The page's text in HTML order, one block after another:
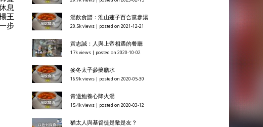
息
王
步
湯飲食譜：淮山蓮子百合黨參湯
20.5k views posted on 2021-12-21
黃志誠：人與上帝相遇的餐廳
17k views posted on 2020-10-02
麥冬太子參藥膳水
16.9k views posted on 2020-05-30
青邊鮑養心降火湯
15.4k views posted on 2020-03-12
猶太人與基督徒是敵是友？